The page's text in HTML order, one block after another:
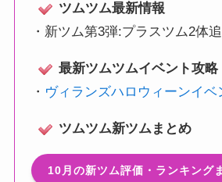
ツムツム最新情報
・ 新ツム第3弾:プラスツム2体
最新ツムツムイベント攻略
・ ヴィランズハロウィーンイベ
ツムツム新ツムまとめ
10月の新ツム評価・ランキング